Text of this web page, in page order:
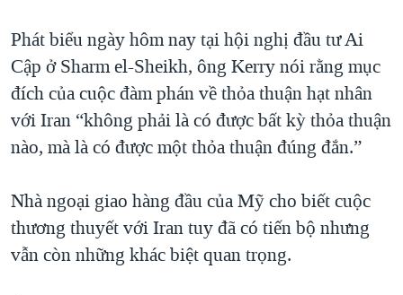
BÊN KIA QUỐC LỘ: TIẾNG VỌNG TỪ NÔNG THÔN MỸ
Phát biểu ngày hôm nay tại hội nghị đầu tư Ai
Cập ở Sharm el-Sheikh, ông Kerry nói rằng mục
đích của cuộc đàm phán về thỏa thuận hạt nhân
với Iran “không phải là có được bất kỳ thỏa thuận
nào, mà là có được một thỏa thuận đúng đắn.”
Nhà ngoại giao hàng đầu của Mỹ cho biết cuộc
thương thuyết với Iran tuy đã có tiến bộ nhưng
vẫn còn những khác biệt quan trọng.